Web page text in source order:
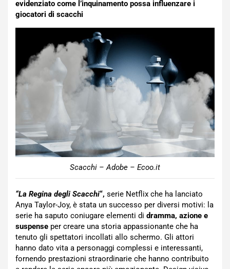
evidenziato come l’inquinamento possa influenzare i
giocatori di scacchi
Scacchi – Adobe – Ecoo.it
“La Regina degli Scacchi“, serie Netflix che ha lanciato
Anya Taylor-Joy, è stata un successo per diversi motivi: la
serie ha saputo coniugare elementi di dramma, azione e
suspense per creare una storia appassionante che ha
tenuto gli spettatori incollati allo schermo. Gli attori
hanno dato vita a personaggi complessi e interessanti,
fornendo prestazioni straordinarie che hanno contribuito